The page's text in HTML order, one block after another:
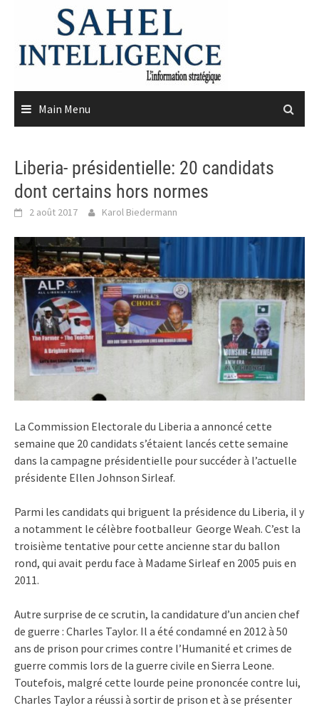
content
Main Menu
Liberia- présidentielle: 20 candidats
dont certains hors normes
2 août 2017 Karol Biedermann
La Commission Electorale du Liberia a annoncé cette
semaine que 20 candidats s’étaient lancés cette semaine
dans la campagne présidentielle pour succéder à l’actuelle
présidente Ellen Johnson Sirleaf.
Parmi les candidats qui briguent la présidence du Liberia, il y
a notamment le célèbre footballeur George Weah. C’est la
troisième tentative pour cette ancienne star du ballon
rond, qui avait perdu face à Madame Sirleaf en 2005 puis en
2011.
Autre surprise de ce scrutin, la candidature d’un ancien chef
de guerre : Charles Taylor. Il a été condamné en 2012 à 50
ans de prison pour crimes contre l’Humanité et crimes de
guerre commis lors de la guerre civile en Sierra Leone.
Toutefois, malgré cette lourde peine prononcée contre lui,
Charles Taylor a réussi à sortir de prison et à se présenter